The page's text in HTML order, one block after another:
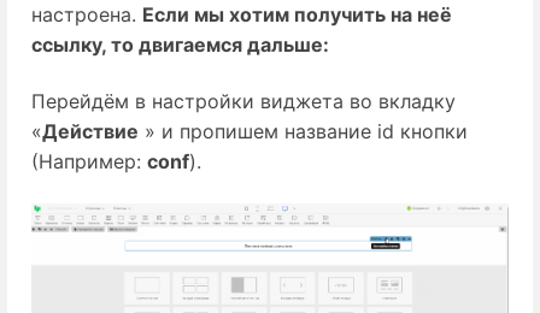
настроена. Если мы хотим получить на неё
ссылку, то двигаемся дальше:
Перейдём в настройки виджета во вкладку
«Действие » и пропишем название id кнопки
(Например: conf).